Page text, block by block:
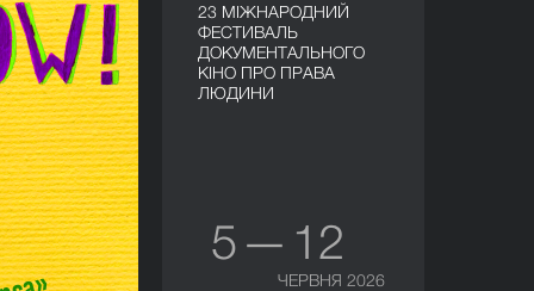
23 МІЖНАРОДНИЙ
ФЕСТИВАЛЬ
ДОКУМЕНТАЛЬНОГО
КІНО ПРО ПРАВА
ЛЮДИНИ
5 — 12
ЧЕРВНЯ 2026